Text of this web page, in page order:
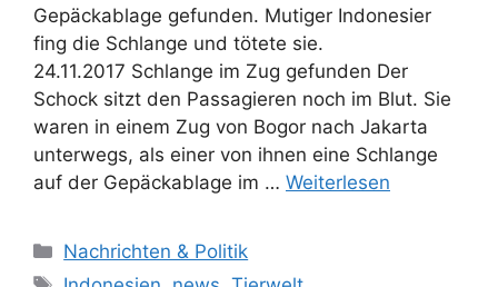
Gepäckablage gefunden. Mutiger Indonesier
fing die Schlange und tötete sie.
24.11.2017 Schlange im Zug gefunden Der
Schock sitzt den Passagieren noch im Blut. Sie
waren in einem Zug von Bogor nach Jakarta
unterwegs, als einer von ihnen eine Schlange
auf der Gepäckablage im … Weiterlesen
K
a
Nachrichten & Politik
S